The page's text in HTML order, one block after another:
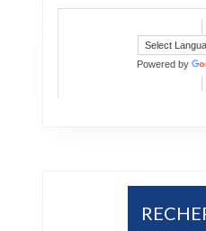
Powered by